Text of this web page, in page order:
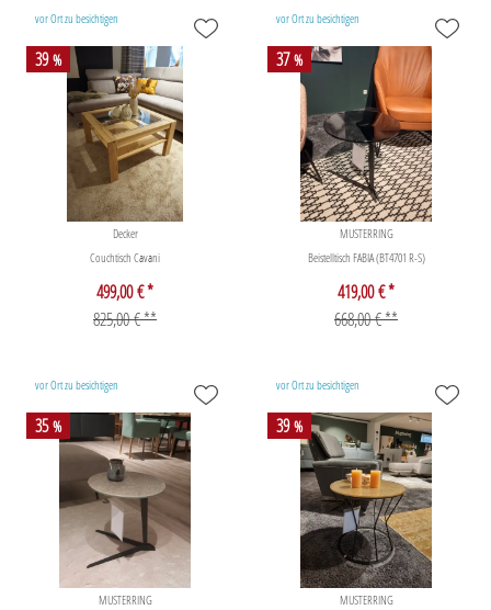
vor Ort zu besichtigen
39%
Decker
Couchtisch Cavani
499,00 € *
825,00 € **
vor Ort zu besichtigen
37%
MUSTERRING
Beistelltisch FABIA (BT4701 R-S)
419,00 € *
668,00 € **
vor Ort zu besichtigen
35%
MUSTERRING
vor Ort zu besichtigen
39%
MUSTERRING